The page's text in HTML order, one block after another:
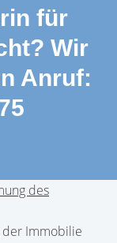
für
Wir
Anruf:
des
der Immobilie